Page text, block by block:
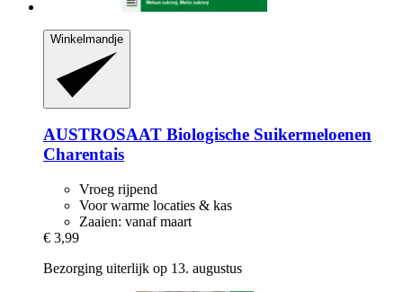
Winkelmandje
AUSTROSAAT Biologische Suikermeloenen
Charentais
Vroeg rijpend
Voor warme locaties & kas
Zaaien: vanaf maart
€ 3,99
Bezorging uiterlijk op 13. augustus